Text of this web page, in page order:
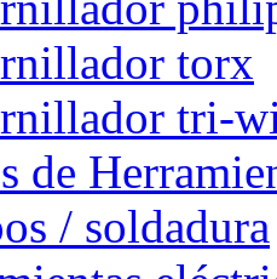
torx
tri-
de
/ soldadura